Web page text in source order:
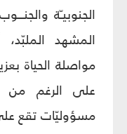
الجنوبيـّة
المشهد
مواصلة الحياة
على الرغم من
مسؤوليّات تقع